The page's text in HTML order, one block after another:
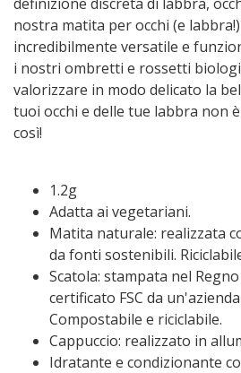
nostra matita per occhi (e
incredibilmente versatile e
i nostri ombretti e rossetti
valorizzare in modo delicato la
tuoi occhi e delle tue labbra non
così!
1.2g
Adatta ai vegetariani.
Matita naturale: realizzata
da fonti sostenibili.
Scatola: stampata nel
certificato FSC da
Compostabile e riciclabile.
Cappuccio: realizzato in
Idratante e condizionante